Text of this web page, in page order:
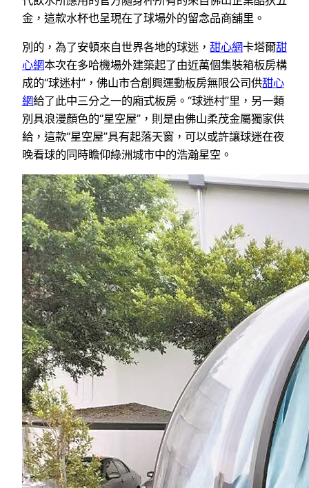
金，這款水杯也呈現在了球場外的留念品商舖里。
別的，為了安頓來自世界各地的球迷， 甜心網卡塔爾甜
心網本次在多哈機場外建築起了由近萬個集裝箱板房構
成的“球迷村”，佛山市合創興運動板房無限公司供甜心
網給了此中三分之一的廂式板房。“球迷村”里，另一類
別具浪漫顏色的“星空屋”，則是由佛山柔茂金屬獨家供
給，這款“星空屋”具有起落天窗，可以或許讓球迷在夜
晚看球的同時瞻仰綠洲城市中的浩瀚星空。